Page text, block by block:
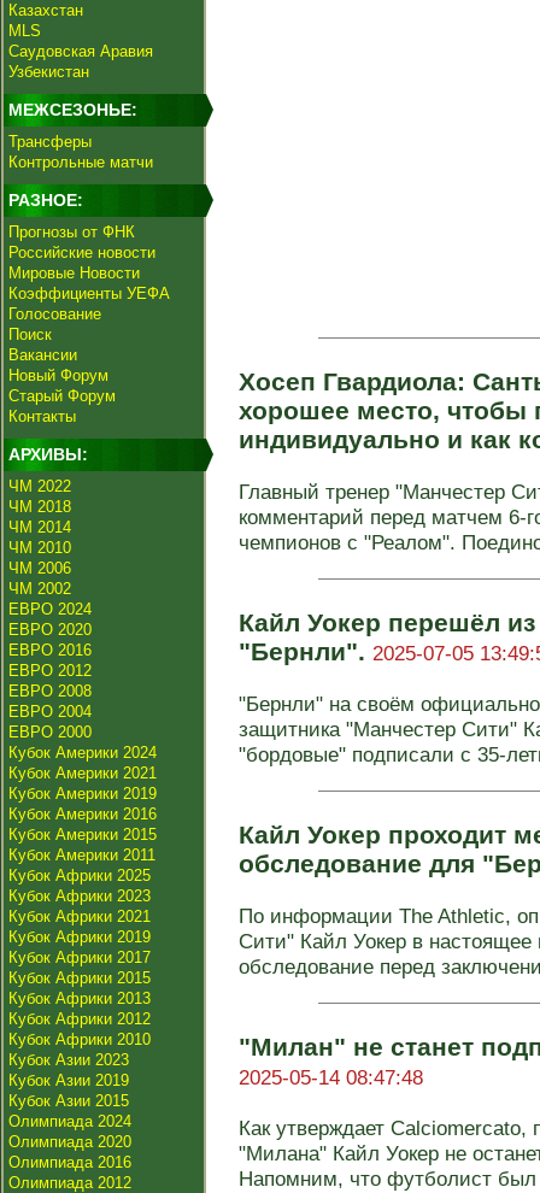
Казахстан
MLS
Саудовская Аравия
Узбекистан
МЕЖСЕЗОНЬЕ:
Трансферы
Контрольные матчи
РАЗНОЕ:
Прогнозы от ФНК
Российские новости
Мировые Новости
Коэффициенты УЕФА
Голосование
Поиск
Вакансии
Новый Форум
Старый Форум
Контакты
АРХИВЫ:
ЧМ 2022
ЧМ 2018
ЧМ 2014
ЧМ 2010
ЧМ 2006
ЧМ 2002
ЕВРО 2024
ЕВРО 2020
ЕВРО 2016
ЕВРО 2012
ЕВРО 2008
ЕВРО 2004
ЕВРО 2000
Кубок Америки 2024
Кубок Америки 2021
Кубок Америки 2019
Кубок Америки 2016
Кубок Америки 2015
Кубок Америки 2011
Кубок Африки 2025
Кубок Африки 2023
Кубок Африки 2021
Кубок Африки 2019
Кубок Африки 2017
Кубок Африки 2015
Кубок Африки 2013
Кубок Африки 2012
Кубок Африки 2010
Кубок Азии 2023
Кубок Азии 2019
Кубок Азии 2015
Олимпиада 2024
Олимпиада 2020
Олимпиада 2016
Олимпиада 2012
Хосеп Гвардиола:
хорошее место, чтобы
индивидуально и как
Главный тренер "Манчестер
комментарий перед матчем 6-
чемпионов с "Реалом".
Кайл Уокер перешёл
"Бернли". 2025-07-05
"Бернли" на своём
защитника "Манчестер Сити"
"бордовые" подписали с 35-
Кайл Уокер проходит
обследование для
По информации The Athletic,
Сити" Кайл Уокер в
обследование перед
"Милан" не станет
2025-05-14 08:47:48
Как утверждает
"Милана" Кайл Уокер не
Напомним, что футболист